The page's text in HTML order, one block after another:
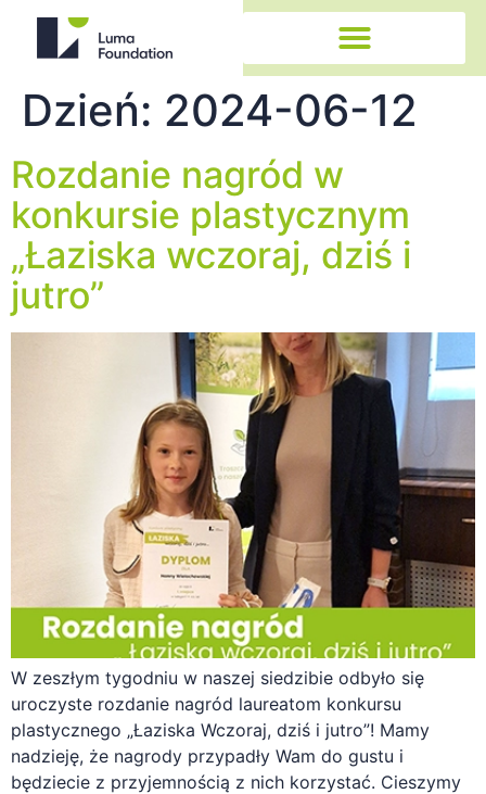
Dzień: 2024-06-12
Rozdanie nagród w
konkursie plastycznym
„Łaziska wczoraj, dziś i
jutro”
W zeszłym tygodniu w naszej siedzibie odbyło się
uroczyste rozdanie nagród laureatom konkursu
plastycznego „Łaziska Wczoraj, dziś i jutro”! Mamy
nadzieję, że nagrody przypadły Wam do gustu i
będziecie z przyjemnością z nich korzystać. Cieszymy